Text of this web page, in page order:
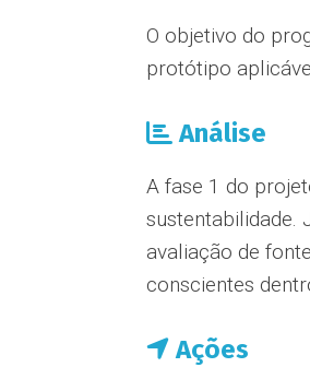
O objetivo do
protótipo
Análise
A fase 1 do
sustentabilidade.
avaliação de
conscientes
Ações